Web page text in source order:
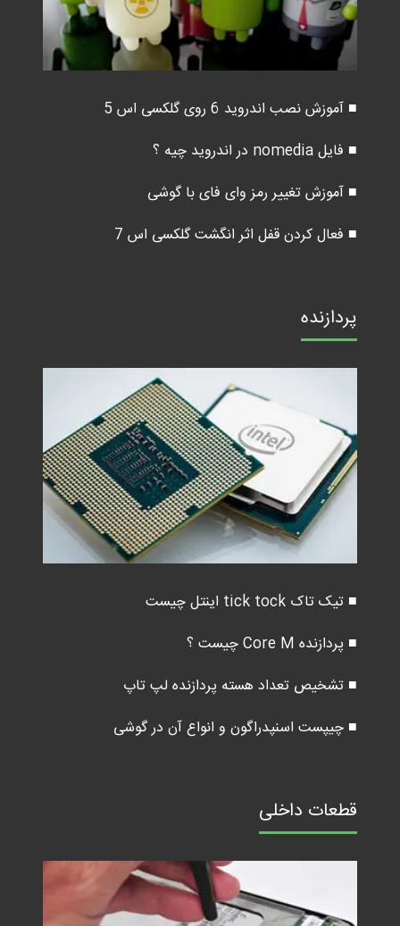
■ آموزش نصب اندروید 6 روی گلکسی اس 5
■ فایل nomedia در اندروید چیه ؟
■ آموزش تغییر رمز وای فای با گوشی
■ فعال کردن قفل اثر انگشت گلکسی اس 7
پردازنده
■ تیک تاک tick tock اینتل چیست
■ پردازنده Core M چیست ؟
■ تشخیص تعداد هسته پردازنده لپ تاپ
■ چیپست اسنپدراگون و انواع آن در گوشی
قطعات داخلی